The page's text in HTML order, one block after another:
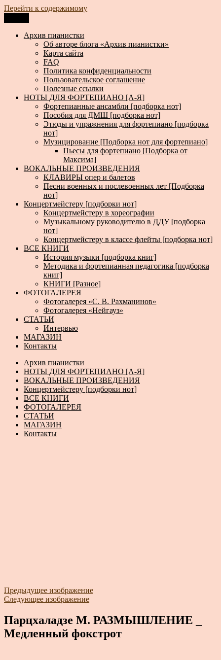
Перейти к содержимому
Архив пианистки
Всё для пианистов: ноты, книги, музыка, статьи…
Архив пианистки
Об авторе блога «Архив пианистки»
Карта сайта
FAQ
Политика конфиденциальности
Пользовательское соглашение
Полезные ссылки
НОТЫ ДЛЯ ФОРТЕПИАНО [А-Я]
Фортепианные ансамбли [подборка нот]
Пособия для ДМШ [подборка нот]
Этюды и упражнения для фортепиано [подборка
нот]
Музицирование [Подборка нот для фортепиано]
Пьесы для фортепиано [Подборка от
Максима]
ВОКАЛЬНЫЕ ПРОИЗВЕДЕНИЯ
КЛАВИРЫ опер и балетов
Песни военных и послевоенных лет [Подборка
нот]
Концертмейстеру [подборки нот]
Концертмейстеру в хореографии
Музыкальному руководителю в ДДУ [подборка
нот]
Концертмейстеру в классе флейты [подборка нот]
ВСЕ КНИГИ
История музыки [подборка книг]
Методика и фортепианная педагогика [подборка
книг]
КНИГИ [Разное]
ФОТОГАЛЕРЕЯ
Фотогалерея «С. В. Рахманинов»
Фотогалерея «Нейгауз»
СТАТЬИ
Интервью
МАГАЗИН
Контакты
Архив пианистки
НОТЫ ДЛЯ ФОРТЕПИАНО [А-Я]
ВОКАЛЬНЫЕ ПРОИЗВЕДЕНИЯ
Концертмейстеру [подборки нот]
ВСЕ КНИГИ
ФОТОГАЛЕРЕЯ
СТАТЬИ
МАГАЗИН
Контакты
Предыдущее изображение
Следующее изображение
Парцхаладзе М. РАЗМЫШЛЕНИЕ _
Медленный фокстрот